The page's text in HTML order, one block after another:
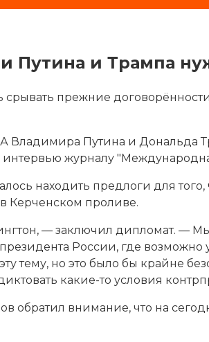
Путина и Трампа
прежние
Владимира Путина и Дональда
интервью журналу
находить предлоги для
Керченском проливе.
— заключил дипломат. —
России, где возможно
тему, но это было бы крайне
какие-то условия
обратил внимание, что на